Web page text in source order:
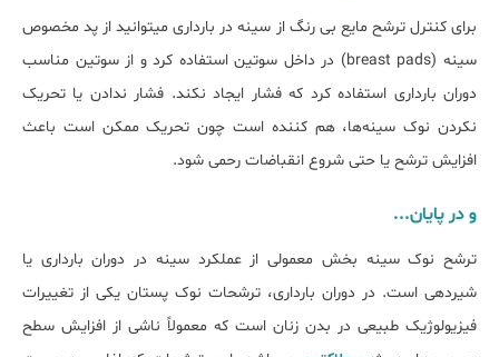
برای کنترل ترشح مایع بی رنگ از ﺳﻴﻨﻪ در ﺑﺎرداری می‎توانید از پد مخصوص
سینه (breast pads) در داخل سوتین استفاده کرد و از سوتین مناسب
دوران بارداری استفاده کرد که فشار ایجاد نکند. فشار ندادن یا تحریک
نکردن نوک سینه‌ها، هم کننده است چون تحریک ممکن است باعث
افزایش ترشح یا حتی شروع انقباضات رحمی شود.
و در پایان...
ترشح نوک سینه بخش معمولی از عملکرد سینه در دوران بارداری یا
شیردهی است. در دوران بارداری، ترشحات نوک پستان یکی از تغییرات
فیزیولوژیک طبیعی در بدن زنان است که معمولاً ناشی از افزایش سطح